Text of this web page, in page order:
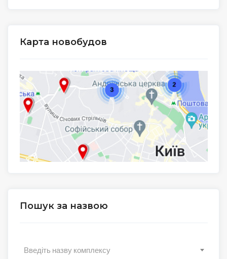
Карта новобудов
Пошук за назвою
Введіть назву комплексу